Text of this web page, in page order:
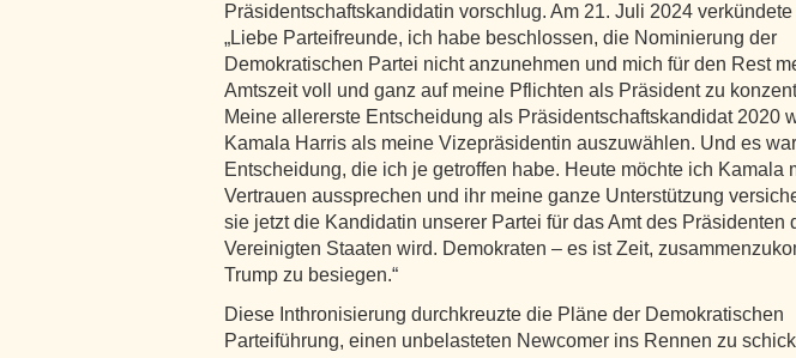
Präsidentschaftskandidatin vorschlug. Am 21. Juli 2024 verkündete
„Liebe Parteifreunde, ich habe beschlossen, die Nominierung der
Demokratischen Partei nicht anzunehmen und mich für den Rest
Amtszeit voll und ganz auf meine Pflichten als Präsident zu
Meine allererste Entscheidung als Präsidentschaftskandidat 2020
Kamala Harris als meine Vizepräsidentin auszuwählen. Und es
Entscheidung, die ich je getroffen habe. Heute möchte ich Kamala
Vertrauen aussprechen und ihr meine ganze Unterstützung
sie jetzt die Kandidatin unserer Partei für das Amt des Präsidenten
Vereinigten Staaten wird. Demokraten – es ist Zeit,
Trump zu besiegen.“
Diese Inthronisierung durchkreuzte die Pläne der Demokratischen
Parteiführung, einen unbelasteten Newcomer ins Rennen zu